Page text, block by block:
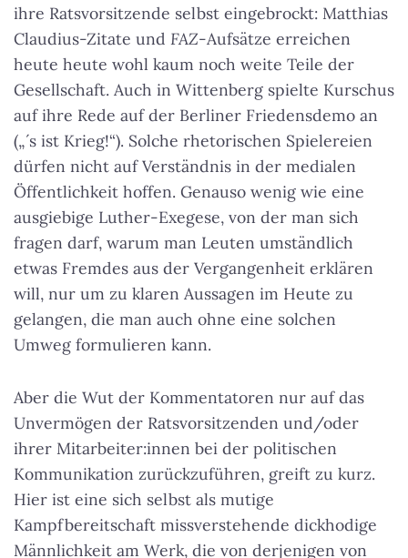
ihre Ratsvorsitzende selbst eingebrockt: Matthias
Claudius-Zitate und FAZ-Aufsätze erreichen
heute heute wohl kaum noch weite Teile der
Gesellschaft. Auch in Wittenberg spielte Kurschus
auf ihre Rede auf der Berliner Friedensdemo an
(„´s ist Krieg!“). Solche rhetorischen Spielereien
dürfen nicht auf Verständnis in der medialen
Öffentlichkeit hoffen. Genauso wenig wie eine
ausgiebige Luther-Exegese, von der man sich
fragen darf, warum man Leuten umständlich
etwas Fremdes aus der Vergangenheit erklären
will, nur um zu klaren Aussagen im Heute zu
gelangen, die man auch ohne eine solchen
Umweg formulieren kann.
Aber die Wut der Kommentatoren nur auf das
Unvermögen der Ratsvorsitzenden und/oder
ihrer Mitarbeiter:innen bei der politischen
Kommunikation zurückzuführen, greift zu kurz.
Hier ist eine sich selbst als mutige
Kampfbereitschaft missverstehende dickhodige
Männlichkeit am Werk, die von derjenigen von